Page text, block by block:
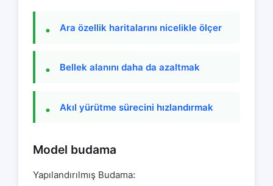
Ara özellik haritalarını nicelikle ölçer
Bellek alanını daha da azaltmak
Akıl yürütme sürecini hızlandırmak
Model budama
Yapılandırılmış Budama: